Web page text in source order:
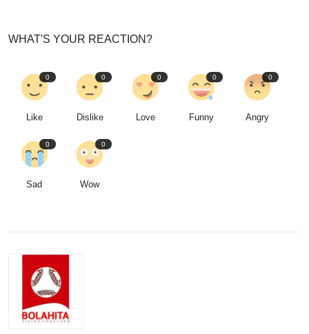
WHAT'S YOUR REACTION?
0
Like
0
Dislike
0
Love
0
Funny
0
Angry
0
Sad
0
Wow